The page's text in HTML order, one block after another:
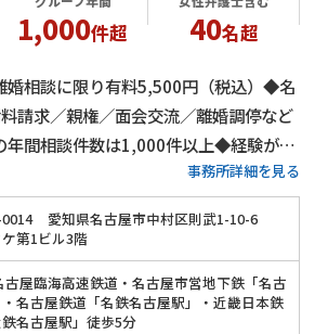
1,000件超 40名超
相談に限り有料5,500円（税込）◆名
請求／親権／面会交流／離婚調停など
間相談件数は1,000件以上◆経験があ
ート◆土日祝でもご相談可能なので、お
ご連絡ください≪24時間メールでのご
事務所詳細を見る
0014
愛知県名古屋市中村区則武1-10-6
第1ビル3階
古屋臨海高速鉄道・名古屋市営地下鉄「名古
名古屋鉄道「名鉄名古屋駅」・近畿日本鉄
名古屋駅」徒歩5分